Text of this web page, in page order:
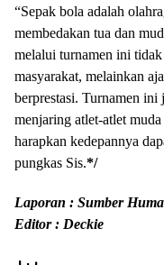
“Sepak bola adalah
membedakan tua dan
melalui turnamen ini
masyarakat, melainkan
berprestasi. Turnamen
menjaring atlet-atlet
harapkan kedepannya
pungkas Sis.*/
Laporan : Sumber
Editor : Deckie